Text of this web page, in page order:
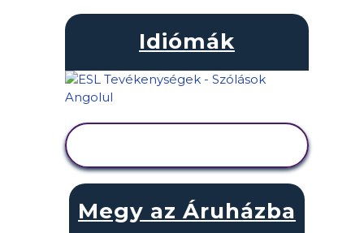
Idiómák
Megy az Áruházba